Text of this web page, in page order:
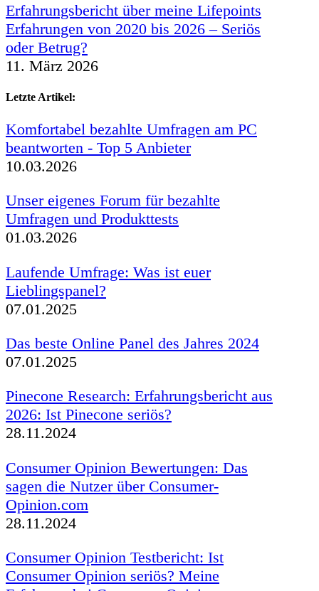
Erfahrungsbericht über meine Lifepoints
Erfahrungen von 2020 bis 2026 – Seriös
oder Betrug?
11. März 2026
Letzte Artikel:
Komfortabel bezahlte Umfragen am PC
beantworten - Top 5 Anbieter
10.03.2026
Unser eigenes Forum für bezahlte
Umfragen und Produkttests
01.03.2026
Laufende Umfrage: Was ist euer
Lieblingspanel?
07.01.2025
Das beste Online Panel des Jahres 2024
07.01.2025
Pinecone Research: Erfahrungsbericht aus
2026: Ist Pinecone seriös?
28.11.2024
Consumer Opinion Bewertungen: Das
sagen die Nutzer über Consumer-
Opinion.com
28.11.2024
Consumer Opinion Testbericht: Ist
Consumer Opinion seriös? Meine